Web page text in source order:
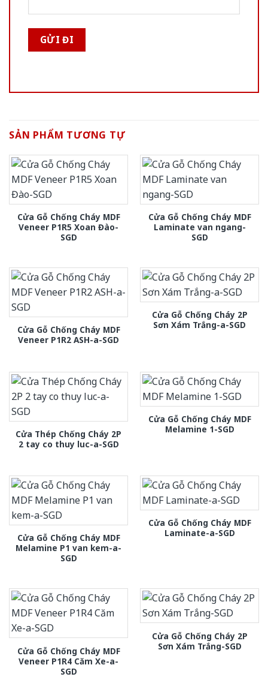
SẢN PHẨM TƯƠNG TỰ
Cửa Gỗ Chống Cháy MDF
Veneer P1R5 Xoan Đào-
SGD
Cửa Gỗ Chống Cháy MDF
Laminate van ngang-
SGD
Cửa Gỗ Chống Cháy MDF
Veneer P1R2 ASH-a-SGD
Cửa Gỗ Chống Cháy 2P
Sơn Xám Trắng-a-SGD
Cửa Thép Chống Cháy 2P
2 tay co thuy luc-a-SGD
Cửa Gỗ Chống Cháy MDF
Melamine 1-SGD
Cửa Gỗ Chống Cháy MDF
Melamine P1 van kem-a-
SGD
Cửa Gỗ Chống Cháy MDF
Laminate-a-SGD
Cửa Gỗ Chống Cháy MDF
Veneer P1R4 Căm Xe-a-
SGD
Cửa Gỗ Chống Cháy 2P
Sơn Xám Trắng-SGD